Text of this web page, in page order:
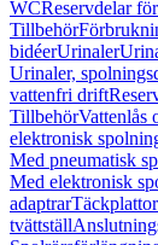
WCReservdelar
Tillbehör
bidéerUrinaler
Urinaler,
vattenfri drift
TillbehörVattenlås
elektronisk
Med pneumatisk
Med elektronisk
adaptrarTäckplattor
tvättställ